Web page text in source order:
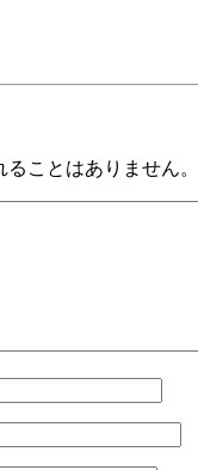
ことはありません。